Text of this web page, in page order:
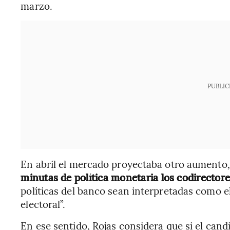
marzo.
En abril el mercado proyectaba otro
minutas de política monetaria los
políticas del banco sean interpretadas como
electoral”.
En ese sentido, Rojas considera que si el